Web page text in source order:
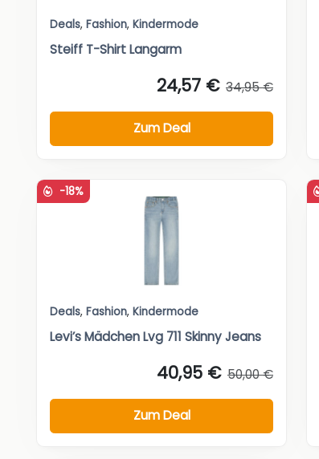
Deals, Fashion, Kindermode
Steiff T-Shirt Langarm
24,57 € 34,95 €
Zum Deal
-18%
Deals, Fashion, Kindermode
Levi’s Mädchen Lvg 711 Skinny Jeans
40,95 € 50,00 €
Zum Deal